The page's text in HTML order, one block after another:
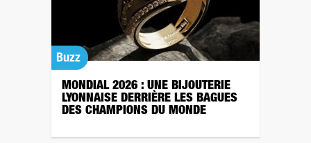
Buzz
MONDIAL 2026 : UNE BIJOUTERIE
LYONNAISE DERRIÈRE LES BAGUES
DES CHAMPIONS DU MONDE